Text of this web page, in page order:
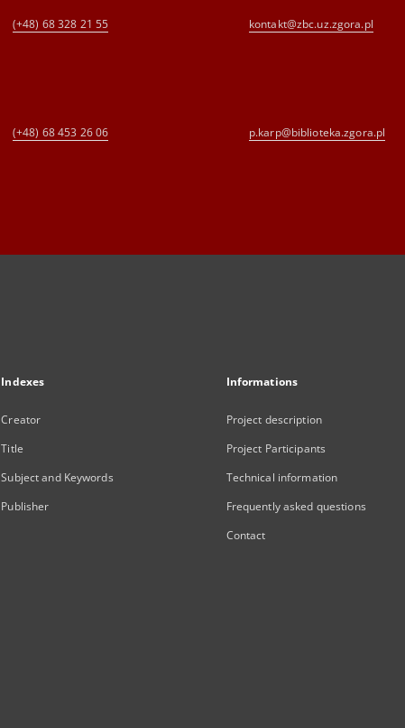
(+48) 68 328 21 55 kontakt@zbc.uz.zgora.pl
(+48) 68 453 26 06 p.karp@biblioteka.zgora.pl
Indexes
Creator
Title
Subject and Keywords
Publisher
Informations
Project description
Project Participants
Technical information
Frequently asked questions
Contact